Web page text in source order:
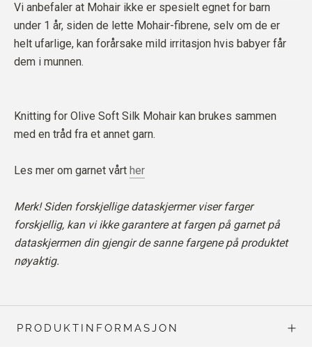
Vi anbefaler at Mohair ikke er spesielt egnet for barn
under 1 år, siden de lette Mohair-fibrene, selv om de er
helt ufarlige, kan forårsake mild irritasjon hvis babyer får
dem i munnen.
Knitting for Olive Soft Silk Mohair kan brukes sammen
med en tråd fra et annet garn.
Les mer om garnet vårt her
Merk! Siden forskjellige dataskjermer viser farger
forskjellig, kan vi ikke garantere at fargen på garnet på
dataskjermen din gjengir de sanne fargene på produktet
nøyaktig.
PRODUKTINFORMASJON